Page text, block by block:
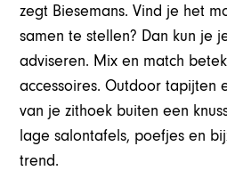
zegt Biesemans. Vind je het
samen te stellen? Dan kun je
adviseren. Mix en match
accessoires. Outdoor tapijten
van je zithoek buiten een
lage salontafels, poefjes en
trend.